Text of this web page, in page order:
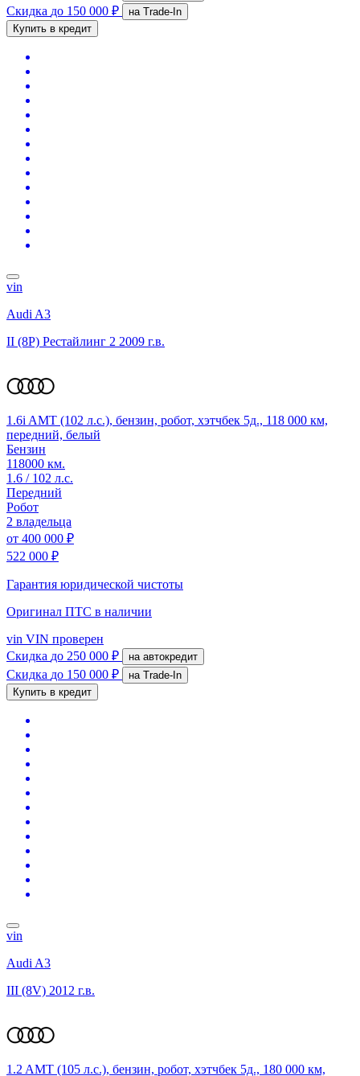
Скидка до 150 000 ₽
на Trade-In
Купить в кредит
vin
Audi A3
II (8P) Рестайлинг 2 2009 г.в.
1.6i AMT (102 л.с.), бензин, робот, хэтчбек 5д., 118 000 км,
передний, белый
Бензин
118000 км.
1.6 / 102 л.с.
Передний
Робот
2 владельца
от 400 000 ₽
522 000 ₽
Гарантия юридической чистоты
Оригинал ПТС в наличии
vin VIN проверен
Скидка до 250 000 ₽ на автокредит
Скидка до 150 000 ₽
на Trade-In
Купить в кредит
vin
Audi A3
III (8V) 2012 г.в.
1.2 AMT (105 л.с.), бензин, робот, хэтчбек 5д., 180 000 км,